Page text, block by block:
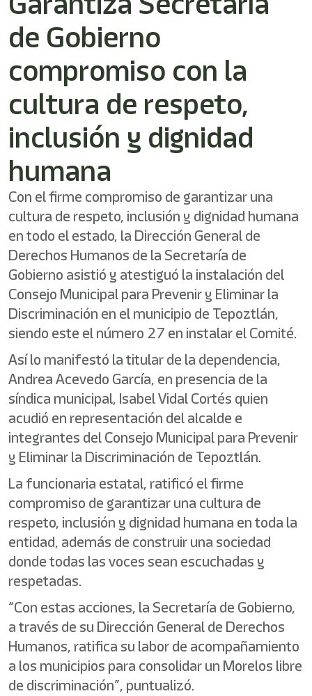
de Gobierno
compromiso con la
cultura de respeto,
inclusión y dignidad
humana
Con el firme compromiso de garantizar una
cultura de respeto, inclusión y dignidad humana
en todo el estado, la Dirección General de
Derechos Humanos de la Secretaría de
Gobierno asistió y atestiguó la instalación del
Consejo Municipal para Prevenir y Eliminar la
Discriminación en el municipio de Tepoztlán,
siendo este el número 27 en instalar el Comité.
Así lo manifestó la titular de la dependencia,
Andrea Acevedo García, en presencia de la
síndica municipal, Isabel Vidal Cortés quien
acudió en representación del alcalde e
integrantes del Consejo Municipal para Prevenir
y Eliminar la Discriminación de Tepoztlán.
La funcionaria estatal, ratificó el firme
compromiso de garantizar una cultura de
respeto, inclusión y dignidad humana en toda la
entidad, además de construir una sociedad
donde todas las voces sean escuchadas y
respetadas.
“Con estas acciones, la Secretaría de Gobierno,
a través de su Dirección General de Derechos
Humanos, ratifica su labor de acompañamiento
a los municipios para consolidar un Morelos libre
de discriminación”, puntualizó.